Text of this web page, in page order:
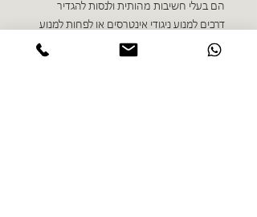
הם בעלי חשיבות מהותית ולנסות להגדיר
דרכים למנוע ניגודי אינטרסים או לפחות למנוע